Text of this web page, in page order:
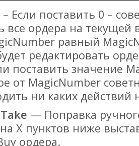
– Если поставить 0 –
все ордера на
равный
редактировать
поставить значение
от MagicNumber
ни каких
— Поправка
Х пунктов ниже
ордера.